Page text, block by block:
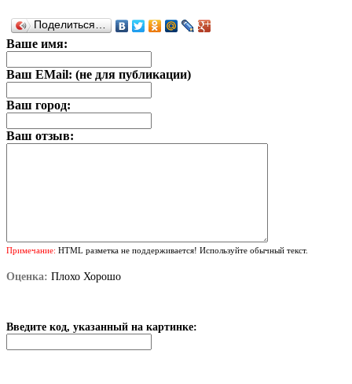
Поделиться…
Ваше имя:
Ваш EMail: (не для публикации)
Ваш город:
Ваш отзыв:
Примечание: HTML разметка не поддерживается! Используйте обычный текст.
Оценка: Плохо Хорошо
Введите код, указанный на картинке: